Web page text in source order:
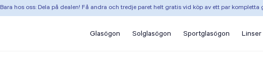
Bara hos oss: Dela på dealen! Få andra och tredje paret helt gratis vid köp av ett par kompletta
Glasögon Solglasögon Sportglasögon Linser